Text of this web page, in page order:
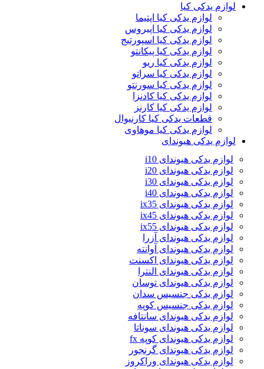
لوازم یدکی کیا
لوازم یدکی کیا اپتیما
لوازم یدکی کیا اپیروس
لوازم یدکی کیا اسپورتیج
لوازم یدکی کیا پیکانتو
لوازم یدکی کیا ریو
لوازم یدکی کیا سراتو
لوازم یدکی کیا سورنتو
لوازم یدکی کیا کادنزا
لوازم یدکی کیا کارنز
قطعات یدکی کیا کارنیوال
لوازم یدکی کیا موهاوی
لوازم یدکی هیوندای
لوازم یدکی هیوندای i10
لوازم یدکی هیوندای i20
لوازم یدکی هیوندای i30
لوازم یدکی هیوندای i40
لوازم یدکی هیوندای ix35
لوازم یدکی هیوندای ix45
لوازم یدکی هیوندای ix55
لوازم یدکی هیوندای آزرا
لوازم یدکی هیوندای آوانته
لوازم یدکی هیوندای اکسنت
لوازم یدکی هیوندای النترا
لوازم یدکی هیوندای توسان
لوازم یدکی جنسیس سدان
لوازم یدکی جنسیس کوپه
لوازم یدکی هیوندای سانتافه
لوازم یدکی هیوندای سوناتا
لوازم یدکی هیوندای کوپه fx
لوازم یدکی هیوندای گرنجور
لوازم یدکی هیوندای وراکروز